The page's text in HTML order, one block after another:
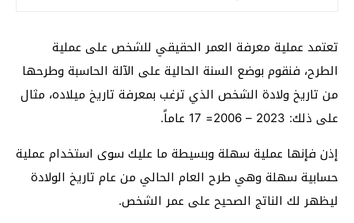
تعتمد عملية معرفة العمر الحقيقي للشخص على عملية
الطرح، فنقوم بوضع السنة الحالية على الآلة الحاسبة وطرحها
من تاريخ ولادة الشخص الذي ترغب بمعرفة تاريخ ميلاده، مثال
على ذلك: 2023 – 2006= 17 عاماً.
إذن فإنها عملية سهلة وبسيطة ما عليك سوى استخدام عملية
حسابية سهلة وهي طرح العام الحالي من عام تاريخ الولادة
ليظهر لك الناتج الصحيح على عمر الشخص.